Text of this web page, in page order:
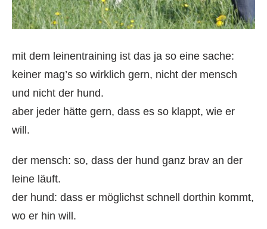
mit dem leinentraining ist das ja so eine sache:
keiner mag’s so wirklich gern, nicht der mensch
und nicht der hund.
aber jeder hätte gern, dass es so klappt, wie er
will.
der mensch: so, dass der hund ganz brav an der
leine läuft.
der hund: dass er möglichst schnell dorthin kommt,
wo er hin will.